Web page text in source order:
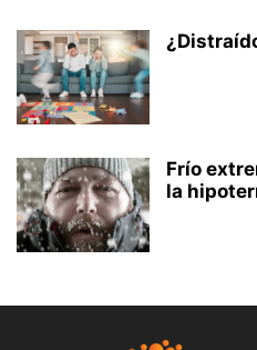
Frío
la